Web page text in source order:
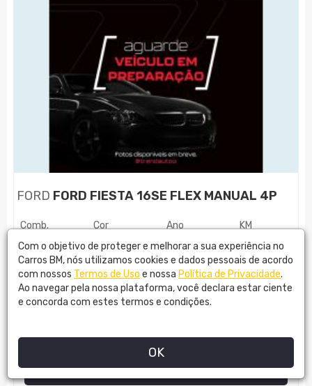
FORD FORD FIESTA 16SE FLEX MANUAL 4P
Comb.
FLEX
Cor
PRATA
Ano
2017
KM
45800
R$53.890,00
TREND AUTO
Com o objetivo de proteger e melhorar a sua experiência no
Carros BM, nós utilizamos cookies e dados pessoais de acordo
com nossos Termos de Uso e nossa Política de Privacidade.
Ao navegar pela nossa plataforma, você declara estar ciente
e concorda com estes termos e condições.
OK